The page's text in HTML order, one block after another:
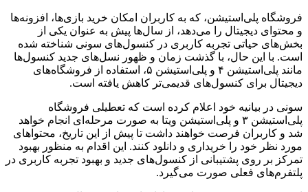
فروشگاه پلی‌استیشن، که به کاربران امکان خرید بازی‌ها، افزونه‌ها
و محتوای دیجیتال را می‌دهد، از سال‌ها پیش به عنوان یکی از
بخش‌های حیاتی تجربه کاربری در کنسول‌های سونی شناخته شده
است. با این حال، با گذشت زمان و ظهور نسل‌های جدید کنسول‌ها
مانند پلی‌استیشن ۴ و پلی‌استیشن ۵، استفاده از فروشگاه‌های
دیجیتال برای کنسول‌های قدیمی‌تر کاهش یافته است.
سونی در بیانیه خود اعلام کرده است که تعطیلی فروشگاه
پلی‌استیشن ۳ و پلی‌استیشن ویتا به صورت مرحله‌ای انجام خواهد
شد و کاربران فرصت خواهند داشت تا پیش از این تاریخ، محتواهای
مورد نظر خود را خریداری و دانلود کنند. این اقدام به منظور بهبود
تمرکز بر روی پشتیبانی از کنسول‌های جدید و بهبود تجربه کاربری در
پلتفرم‌های فعلی صورت می‌گیرد.